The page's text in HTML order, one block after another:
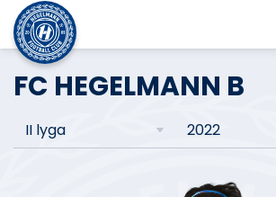
FC HEGELMANN B
II lyga 2022